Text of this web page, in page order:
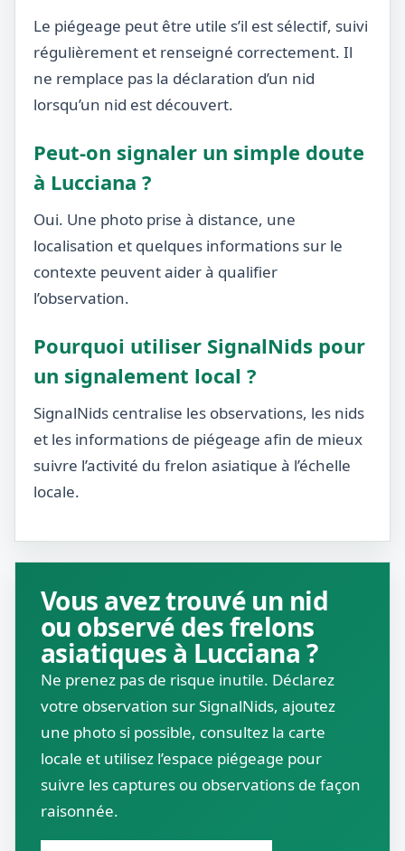
Le piégeage peut être utile s’il est sélectif, suivi
régulièrement et renseigné correctement. Il
ne remplace pas la déclaration d’un nid
lorsqu’un nid est découvert.
Peut-on signaler un simple doute
à Lucciana ?
Oui. Une photo prise à distance, une
localisation et quelques informations sur le
contexte peuvent aider à qualifier
l’observation.
Pourquoi utiliser SignalNids pour
un signalement local ?
SignalNids centralise les observations, les nids
et les informations de piégeage afin de mieux
suivre l’activité du frelon asiatique à l’échelle
locale.
Vous avez trouvé un nid
ou observé des frelons
asiatiques à Lucciana ?
Ne prenez pas de risque inutile. Déclarez
votre observation sur SignalNids, ajoutez
une photo si possible, consultez la carte
locale et utilisez l’espace piégeage pour
suivre les captures ou observations de façon
raisonnée.